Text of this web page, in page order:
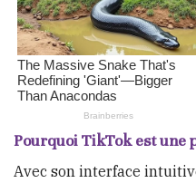
Pourquoi TikTok est une
Avec son interface